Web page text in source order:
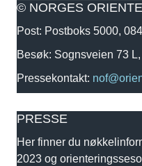
© NORGES
Post: Postboks 5000,
Besøk: Sognsveien 73
Pressekontakt:
PRESSE
Her finner du
2023 og